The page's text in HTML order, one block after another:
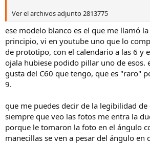
Ver el archivos adjunto 2813775
ese modelo blanco es el que me llamó
principio, vi en youtube uno que lo
de prototipo, con el calendario a las 6 y
ojala hubiese podido pillar uno de esos.
gusta del C60 que tengo, que es "raro"
9.
que me puedes decir de la legibilidad de
siempre que veo las fotos me entra la
porque le tomaron la foto en el ángulo
manecillas se ven a pesar del ángulo en